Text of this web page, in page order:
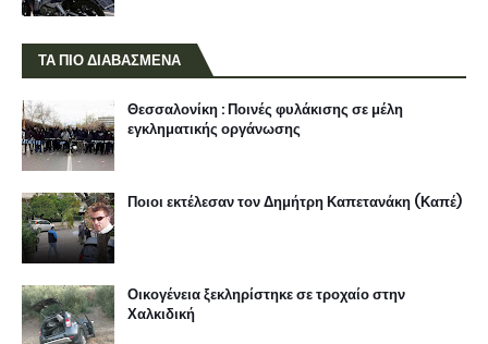
ΤΑ ΠΙΟ ΔΙΑΒΑΣΜΕΝΑ
Θεσσαλονίκη : Ποινές φυλάκισης σε μέλη
εγκληματικής οργάνωσης
Ποιοι εκτέλεσαν τον Δημήτρη Καπετανάκη (Καπέ)
Οικογένεια ξεκληρίστηκε σε τροχαίο στην
Χαλκιδική